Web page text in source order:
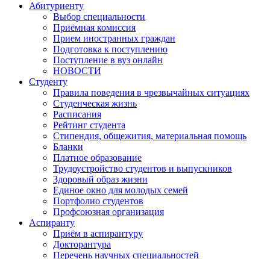
Абитуриенту
Выбор специальности
Приёмная комиссия
Прием иностранных граждан
Подготовка к поступлению
Поступление в вуз онлайн
НОВОСТИ
Студенту
Правила поведения в чрезвычайных ситуациях
Студенческая жизнь
Расписания
Рейтинг студента
Стипендия, общежития, материальная помощь
Бланки
Платное образование
Трудоустройство студентов и выпускников
Здоровый образ жизни
Единое окно для молодых семей
Портфолио студентов
Профсоюзная организация
Аспиранту
Приём в аспирантуру
Докторантура
Перечень научных специальностей